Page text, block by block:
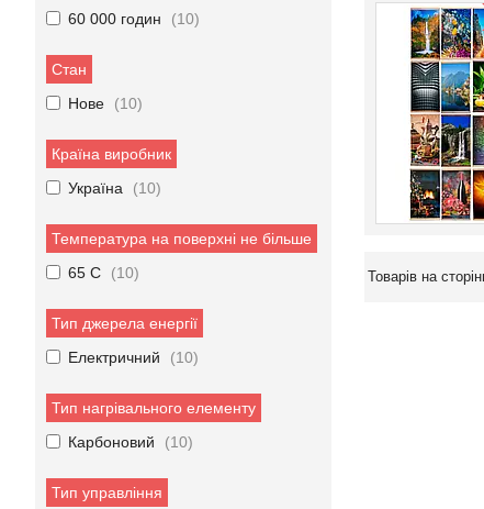
60 000 годин
10
Стан
Нове
10
Країна виробник
Україна
10
Температура на поверхні не більше
65 C
10
Тип джерела енергії
Електричний
10
Тип нагрівального елементу
Карбоновий
10
Тип управління